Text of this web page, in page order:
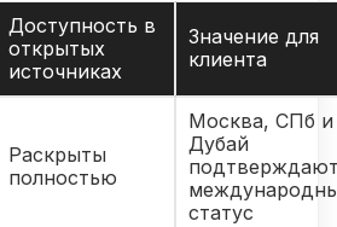
Доступность в
открытых
источниках
Значение для
клиента
Раскрыты
полностью
Москва, СПб и
Дубай
статус